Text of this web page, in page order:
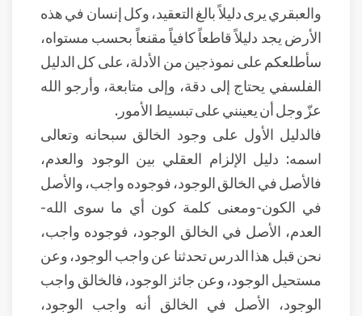
والعبقري يرى دليلاً بالغ التعقيد، وكل إنسان في هذه
الأرض يجد دليلاً قاطعاً كافياً مقنعاً بحسب مستواه،
سأطلعكم على نموذجين من الأدلة، على كل الدليل
الفلسفي يحتاج إلى دقة، وإلى متابعة، وأرجو الله
عزّ وجل أن يعينني على تبسيط الأمور.
فالدليل الأول على وجود الخالق سبحانه وتعالى
اسمه: دليل الإلزام العقلي بين الوجود والعدم،
فالأصل في الخالق الوجود، فوجوده واجب، والأصل
في الكون-ومعنى كلمة كون أي ما سوى الله-
العدم، الأصل في الخالق الوجود، فوجوده واجب،
نحن قبل هذا الدرس تحدثنا عن واجب الوجود، وعن
مستحيل الوجود، وعن جائز الوجود، فالخالق واجب
الوجود، الأصل في الخالق أنه واجب الوجود،